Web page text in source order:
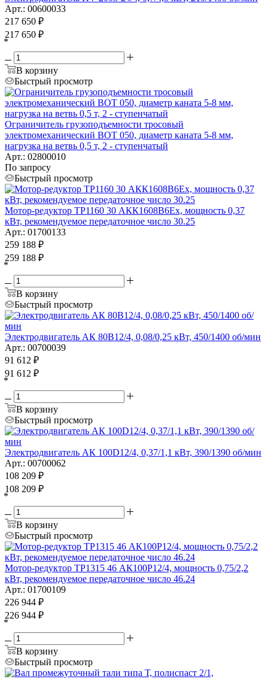
Арт.: 00600033
217 650 ₽
217 650 ₽
*
В корзину
Быстрый просмотр
Ограничитель грузоподъемности тросовый
электромеханический ВОТ 050, диаметр каната 5-8 мм,
нагрузка на ветвь 0,5 т, 2 - ступенчатый
Арт.: 02800010
По запросу
Быстрый просмотр
Мотор-редуктор ТР1160 30 АКК1608B6Ех, мощность 0,37
кВт, рекомендуемое передаточное число 30.25
Арт.: 01700133
259 188 ₽
259 188 ₽
*
В корзину
Быстрый просмотр
Электродвигатель АК 80B12/4, 0,08/0,25 кВт, 450/1400 об/мин
Арт.: 00700039
91 612 ₽
91 612 ₽
*
В корзину
Быстрый просмотр
Электродвигатель АК 100D12/4, 0,37/1,1 кВт, 390/1390 об/мин
Арт.: 00700062
108 209 ₽
108 209 ₽
*
В корзину
Быстрый просмотр
Мотор-редуктор ТР1315 46 АК100P12/4, мощность 0,75/2,2
кВт, рекомендуемое передаточное число 46.24
Арт.: 01700109
226 944 ₽
226 944 ₽
*
В корзину
Быстрый просмотр